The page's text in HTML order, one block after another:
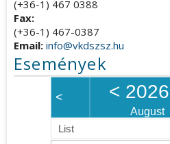
(+36-1) 467 0388
Fax:
(+36-1) 467-0387
Email: info@vkdszsz.hu
Események
< < 2026
August
List